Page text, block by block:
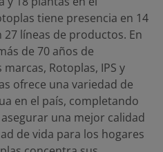
tiene presencia en 14
líneas de productos. En
de 70 años de
Rotoplas, IPS y
ofrece una variedad de
en el país, completando
una mejor calidad
de vida para los hogares